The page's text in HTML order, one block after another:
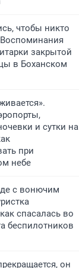
чтобы никто
закрытой
в Боханском
и сутки на
при
небе
с вонючим
спасалась во
беспилотников
он